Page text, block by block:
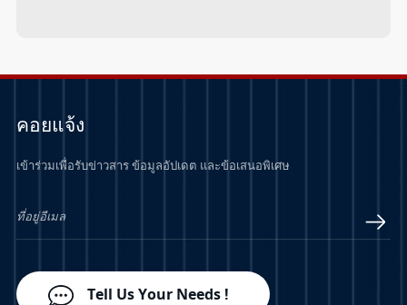
คอยแจ้ง
เข้าร่วมเพื่อรับข่าวสาร ข้อมูลอัปเดต และข้อเสนอพิเศษ
Tell Us Your Needs !